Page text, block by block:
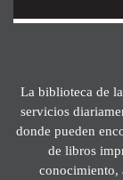
La biblioteca de
servicios
donde pueden
de libros
conocimiento,